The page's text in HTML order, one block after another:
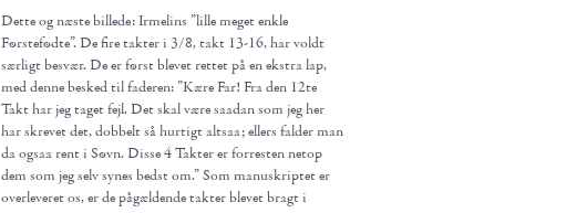
Dette og næste billede: Irmelins ”lille meget enkle
Førstefødte”. De fire takter i 3/8, takt 13-16, har voldt
særligt besvær. De er først blevet rettet på en ekstra lap,
med denne besked til faderen: ”Kære Far! Fra den 12te
Takt har jeg taget fejl. Det skal være saadan som jeg her
har skrevet det, dobbelt så hurtigt altsaa; ellers falder man
da ogsaa rent i Søvn. Disse 4 Takter er forresten netop
dem som jeg selv synes bedst om.” Som manuskriptet er
overleveret os, er de pågældende takter blevet bragt i